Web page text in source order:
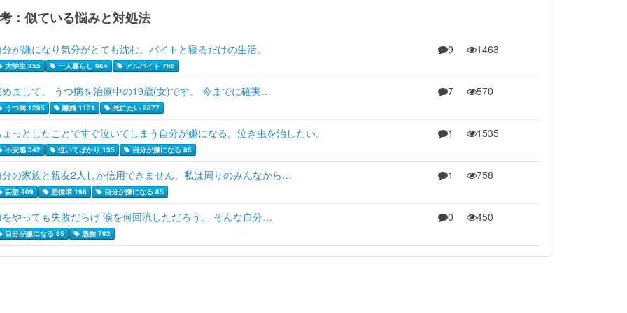
：似ている悩みと対処法
が嫌になり気分がとても沈む。バイトと寝るだけの生活。
大学生 955 一人暮らし 964 アルバイト 766
9 1463
めまして。 うつ病を治療中の19歳(女)です。 今までに確実…
うつ病 1295 離婚 1131 死にたい 2877
7 570
っとしたことですぐ泣いてしまう自分が嫌になる。泣き虫を治したい。
不安感 342 泣いてばかり 135 自分が嫌になる 85
1 1535
分の家族と親友2人しか信用できません。私は周りのみんなから…
妄想 409 悪循環 198 自分が嫌になる 85
1 758
をやっても失敗だらけ 涙を何回流しただろう。 そんな自分…
自分が嫌になる 85 愚痴 792
0 450